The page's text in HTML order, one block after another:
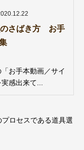
のさばき方 お手
お手本動画／サイ
感出来て...
ロセスである道具選